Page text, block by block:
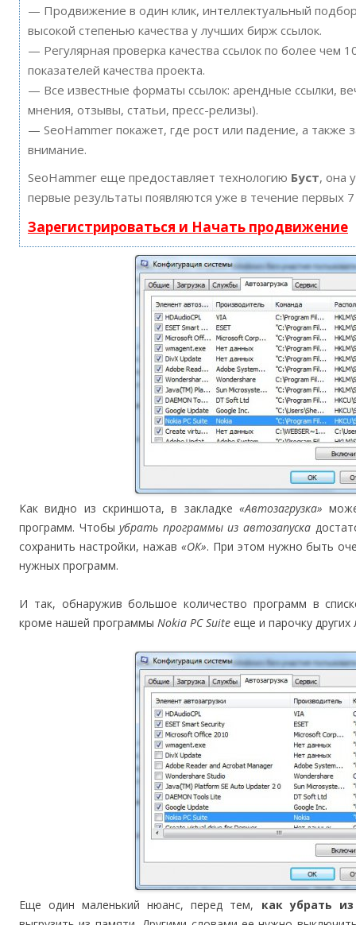
— Продвижение в один клик, интеллектуальный
высокой степенью качества у лучших бирж ссылок.
— Регулярная проверка качества ссылок по более чем
показателей качества проекта.
— Все известные форматы ссылок: арендные ссылки,
мнения, отзывы, статьи, пресс-релизы).
— SeoHammer покажет, где рост или падение, а также
внимание.
SeoHammer еще предоставляет технологию Буст, она
первые результаты появляются уже в течение первых
Зарегистрироваться и Начать продвижение
Как видно из скриншота, в закладке«Автозагрузка»
программ. Чтобыубрать программы из автозапуска
сохранить настройки, нажав «ОК». При этом нужно быть
нужных программ.
И так, обнаружив большое количество программ в
кроме нашей программы Nokia PC Suite еще и парочку
Еще один маленький нюанс, перед тем, как убрать